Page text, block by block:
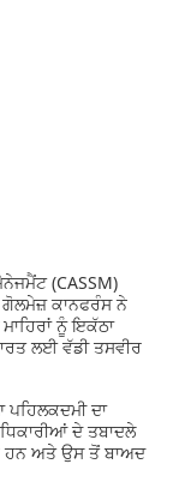
(CASSM)
ਕਾਨਫਰੰਸ ਨੇ
ਨੂੰ ਇਕੱਠਾ
ਲਈ ਵੱਡੀ ਤਸਵੀਰ
ਦਾ
ਦੇ ਤਬਾਦਲੇ
ਹਨ ਅਤੇ ਉਸ ਤੋਂ ਬਾਅਦ